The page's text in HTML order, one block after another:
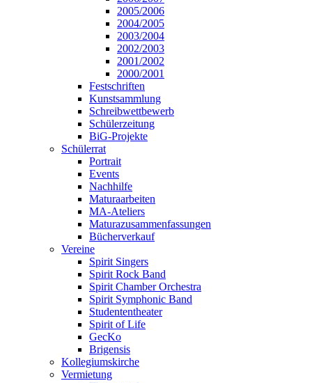
2005/2006
2004/2005
2003/2004
2002/2003
2001/2002
2000/2001
Festschriften
Kunstsammlung
Schreibwettbewerb
Schülerzeitung
BiG-Projekte
Schülerrat
Portrait
Events
Nachhilfe
Maturaarbeiten
MA-Ateliers
Maturazusammenfassungen
Bücherverkauf
Vereine
Spirit Singers
Spirit Rock Band
Spirit Chamber Orchestra
Spirit Symphonic Band
Studententheater
Spirit of Life
GecKo
Brigensis
Kollegiumskirche
Vermietung